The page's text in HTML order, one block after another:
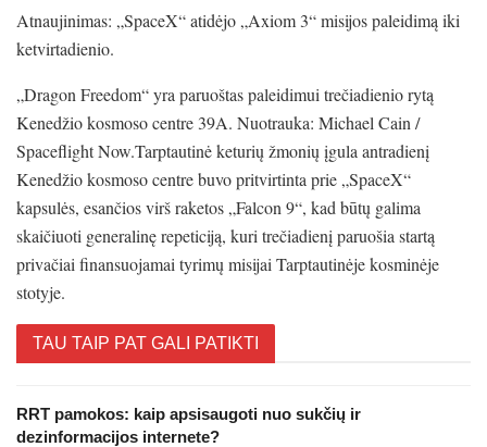
Atnaujinimas: „SpaceX“ atidėjo „Axiom 3“ misijos paleidimą iki
ketvirtadienio.
„Dragon Freedom“ yra paruoštas paleidimui trečiadienio rytą
Kenedžio kosmoso centre 39A. Nuotrauka: Michael Cain /
Spaceflight Now.Tarptautinė keturių žmonių įgula antradienį
Kenedžio kosmoso centre buvo pritvirtinta prie „SpaceX“
kapsulės, esančios virš raketos „Falcon 9“, kad būtų galima
skaičiuoti generalinę repeticiją, kuri trečiadienį paruošia startą
privačiai finansuojamai tyrimų misijai Tarptautinėje kosminėje
stotyje.
TAU TAIP PAT GALI PATIKTI
RRT pamokos: kaip apsisaugoti nuo sukčių ir
dezinformacijos internete?